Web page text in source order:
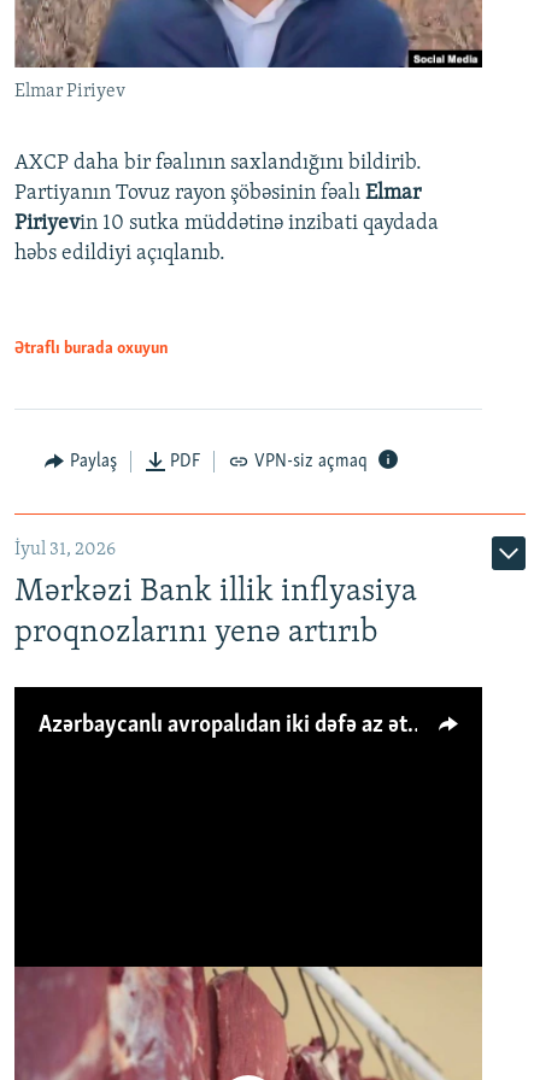
Elmar Piriyev
AXCP daha bir fəalının saxlandığını bildirib.
Partiyanın Tovuz rayon şöbəsinin fəalı Elmar
Piriyevin 10 sutka müddətinə inzibati qaydada
həbs edildiyi açıqlanıb.
Ətraflı burada oxuyun
Paylaş PDF VPN-siz açmaq
İyul 31, 2026
Mərkəzi Bank illik inflyasiya
proqnozlarını yenə artırıb
Azərbaycanlı avropalıdan iki dəfə az ət yeyir, amma... 'Qiymət artımı qaçılmazdır'